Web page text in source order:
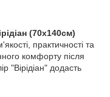
(70х140см)
практичності та
комфорту після
"Вірідіан" додасть